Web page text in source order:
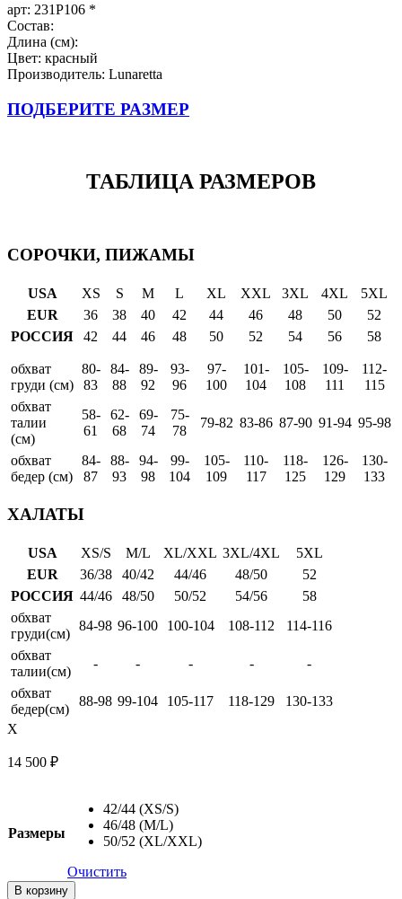
арт: 231P106 *
Состав:
Длина (см):
Цвет: красный
Производитель: Lunaretta
ПОДБЕРИТЕ РАЗМЕР
ТАБЛИЦА РАЗМЕРОВ
СОРОЧКИ, ПИЖАМЫ
USA XS S M L XL XXL 3XL 4XL
5XL
EUR
36 38 40 42 44 46 48 50
52
РОССИЯ
42 44 46 48 50 52 54 56 58
обхват
груди (см)
80-
83
84-
88
89-
92
93-
96
97-
100
101-
104
105-
108
109-
111
112-
115
обхват
талии
(см)
58-
61
62-
68
69-
74
75-
78
79-82 83-86 87-90 91-94 95-98
обхват
бедер (см)
84-
87
88-
93
94-
98
99-
104
105-
109
110-
117
118-
125
126-
129
130-
133
ХАЛАТЫ
USA XS/S M/L XL/XXL 3XL/4XL
5XL
EUR
36/38 40/42 44/46 48/50
52
РОССИЯ 44/46 48/50 50/52 54/56
58
обхват
груди(см)
84-98 96-100 100-104 108-112
114-116
обхват
талии(см)
- - - -
-
обхват
бедер(см)
88-98 99-104 105-117 118-129
130-133
X
14 500 ₽
Размеры
42/44 (XS/S)
46/48 (M/L)
50/52 (XL/XXL)
Очистить
Количество
В корзину